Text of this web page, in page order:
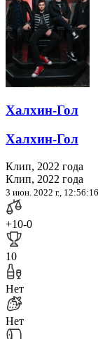
Халхин-Гол
Халхин-Гол
Клип, 2022 года
Клип, 2022 года
3 июн. 2022 г., 12:56:16
+10-0
10
Нет
Нет